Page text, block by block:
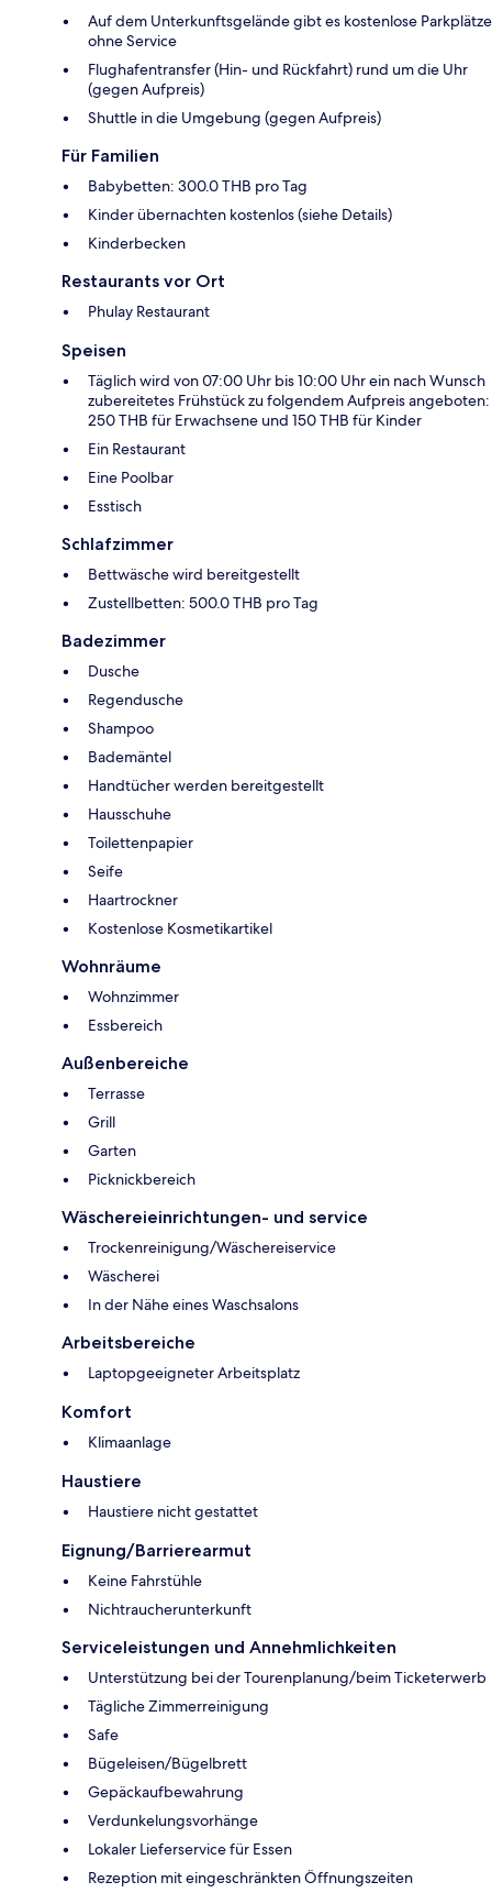
Auf dem Unterkunftsgelände gibt es kostenlose Parkplätze
ohne Service
Flughafentransfer (Hin- und Rückfahrt) rund um die Uhr
(gegen Aufpreis)
Shuttle in die Umgebung (gegen Aufpreis)
Für Familien
Babybetten: 300.0 THB pro Tag
Kinder übernachten kostenlos (siehe Details)
Kinderbecken
Restaurants vor Ort
Phulay Restaurant
Speisen
Täglich wird von 07:00 Uhr bis 10:00 Uhr ein nach Wunsch
zubereitetes Frühstück zu folgendem Aufpreis angeboten:
250 THB für Erwachsene und 150 THB für Kinder
Ein Restaurant
Eine Poolbar
Esstisch
Schlafzimmer
Bettwäsche wird bereitgestellt
Zustellbetten: 500.0 THB pro Tag
Badezimmer
Dusche
Regendusche
Shampoo
Bademäntel
Handtücher werden bereitgestellt
Hausschuhe
Toilettenpapier
Seife
Haartrockner
Kostenlose Kosmetikartikel
Wohnräume
Wohnzimmer
Essbereich
Außenbereiche
Terrasse
Grill
Garten
Picknickbereich
Wäschereieinrichtungen- und service
Trockenreinigung/Wäschereiservice
Wäscherei
In der Nähe eines Waschsalons
Arbeitsbereiche
Laptopgeeigneter Arbeitsplatz
Komfort
Klimaanlage
Haustiere
Haustiere nicht gestattet
Eignung/Barrierearmut
Keine Fahrstühle
Nichtraucherunterkunft
Serviceleistungen und Annehmlichkeiten
Unterstützung bei der Tourenplanung/beim Ticketerwerb
Tägliche Zimmerreinigung
Safe
Bügeleisen/Bügelbrett
Gepäckaufbewahrung
Verdunkelungsvorhänge
Lokaler Lieferservice für Essen
Rezeption mit eingeschränkten Öffnungszeiten